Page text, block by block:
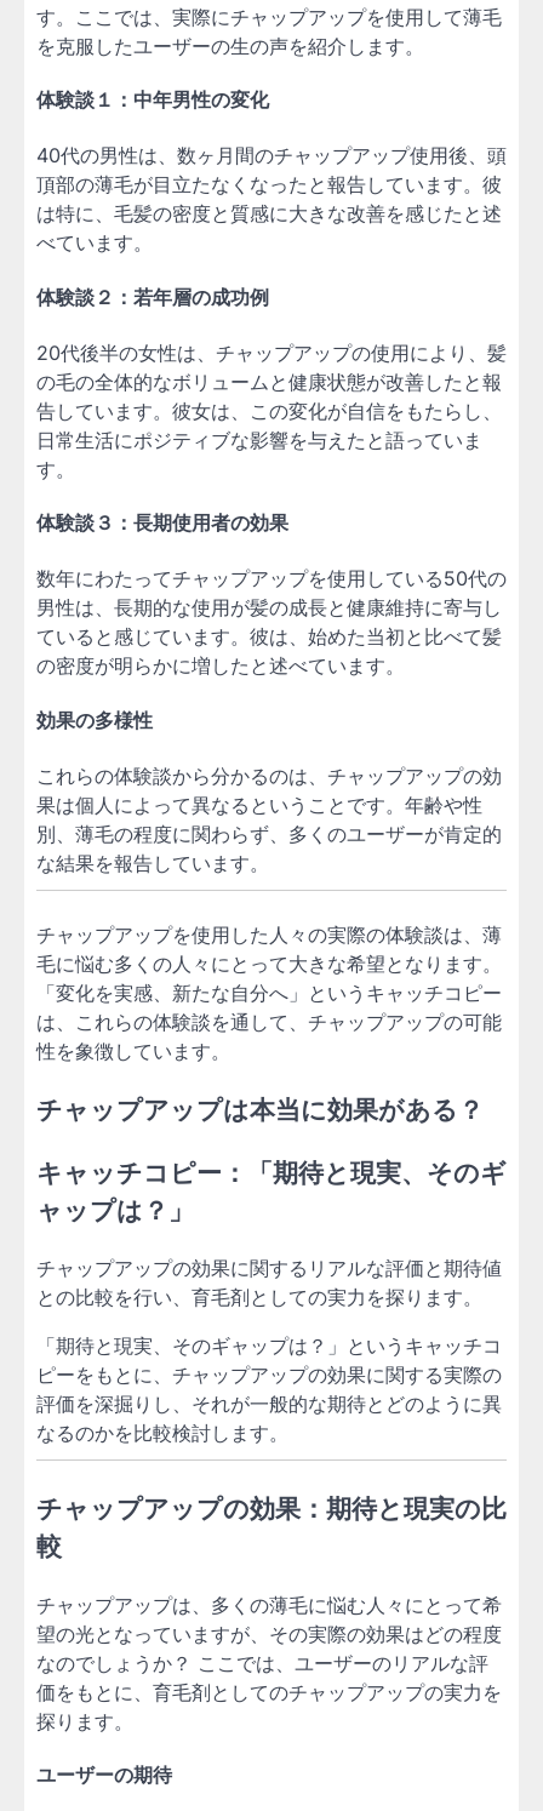
す。ここでは、実際にチャップアップを使用して薄毛
を克服したユーザーの生の声を紹介します。
体験談１：中年男性の変化
40代の男性は、数ヶ月間のチャップアップ使用後、頭
頂部の薄毛が目立たなくなったと報告しています。彼
は特に、毛髪の密度と質感に大きな改善を感じたと述
べています。
体験談２：若年層の成功例
20代後半の女性は、チャップアップの使用により、髪
の毛の全体的なボリュームと健康状態が改善したと報
告しています。彼女は、この変化が自信をもたらし、
日常生活にポジティブな影響を与えたと語っていま
す。
体験談３：長期使用者の効果
数年にわたってチャップアップを使用している50代の
男性は、長期的な使用が髪の成長と健康維持に寄与し
ていると感じています。彼は、始めた当初と比べて髪
の密度が明らかに増したと述べています。
効果の多様性
これらの体験談から分かるのは、チャップアップの効
果は個人によって異なるということです。年齢や性
別、薄毛の程度に関わらず、多くのユーザーが肯定的
な結果を報告しています。
チャップアップを使用した人々の実際の体験談は、薄
毛に悩む多くの人々にとって大きな希望となります。
「変化を実感、新たな自分へ」というキャッチコピー
は、これらの体験談を通して、チャップアップの可能
性を象徴しています。
チャップアップは本当に効果がある？
キャッチコピー：「期待と現実、そのギ
ャップは？」
チャップアップの効果に関するリアルな評価と期待値
との比較を行い、育毛剤としての実力を探ります。
「期待と現実、そのギャップは？」というキャッチコ
ピーをもとに、チャップアップの効果に関する実際の
評価を深掘りし、それが一般的な期待とどのように異
なるのかを比較検討します。
チャップアップの効果：期待と現実の比
較
チャップアップは、多くの薄毛に悩む人々にとって希
望の光となっていますが、その実際の効果はどの程度
なのでしょうか？ ここでは、ユーザーのリアルな評
価をもとに、育毛剤としてのチャップアップの実力を
探ります。
ユーザーの期待